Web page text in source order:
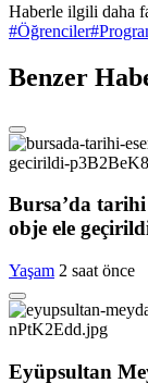
Haberle ilgili daha
#Öğrenciler#
Benzer
Bursa’da
obje ele
Yaşam 2 saat önce
Eyüpsultan